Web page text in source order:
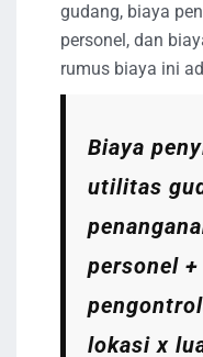
gudang, biaya
personel, dan
rumus biaya ini
Biaya
utilitas
personel
lokasi x